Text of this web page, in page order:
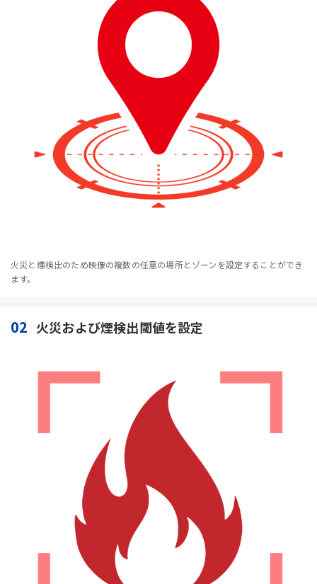
火災と煙検出のため映像の複数の任意の場所とゾーンを設定することができ
ます。
02 火災および煙検出閾値を設定